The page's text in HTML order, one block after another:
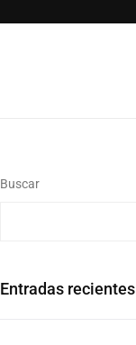
Buscar
Entradas recientes